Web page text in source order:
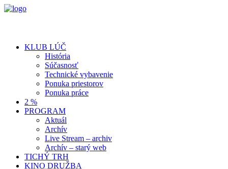
KLUB LÚČ
História
Súčasnosť
Technické vybavenie
Ponuka priestorov
Ponuka práce
2 %
PROGRAM
Aktuál
Archív
Live Stream – archiv
Archív – starý web
TICHÝ TRH
KINO DRUŽBA